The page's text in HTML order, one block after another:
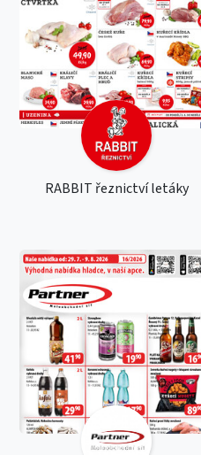
RABBIT řeznictví letáky